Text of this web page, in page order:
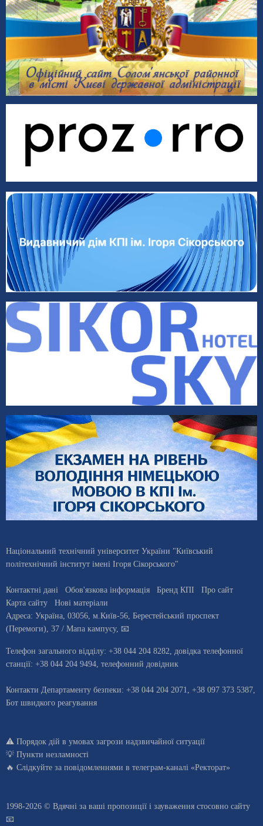
Національний технічний університет України "Київський
політехнічний інститут імені Ігоря Сікорського"
Контактні дані Обов'язкова інформація Бренд КПІ
Про сайт
Карта сайту
Нові матеріали
Адреса: Україна 03056 , м. Київ-56, Берестейський проспект
(Перемоги), 37 / Мапа кампусу, 📧
Телефон загального відділу: +38 044 204 8282, довiдка телефонної
станцiї: +38 044 204 9494, телефонний довідник
Контакти Департаменту безпеки: +38 044 204 2071, +38 097 373 5387,
Бот швидкого реагування
⚠️ Порядок дій в умовах загрози надзвичайної ситуації
💡 Пункти незламності
🔥 Слідкуйте за повідомленнями в телеграм-каналі «Ректорат»
1998-2026 © Вдячні за ваші пропозиції і зауваження стосовно сайту
📧